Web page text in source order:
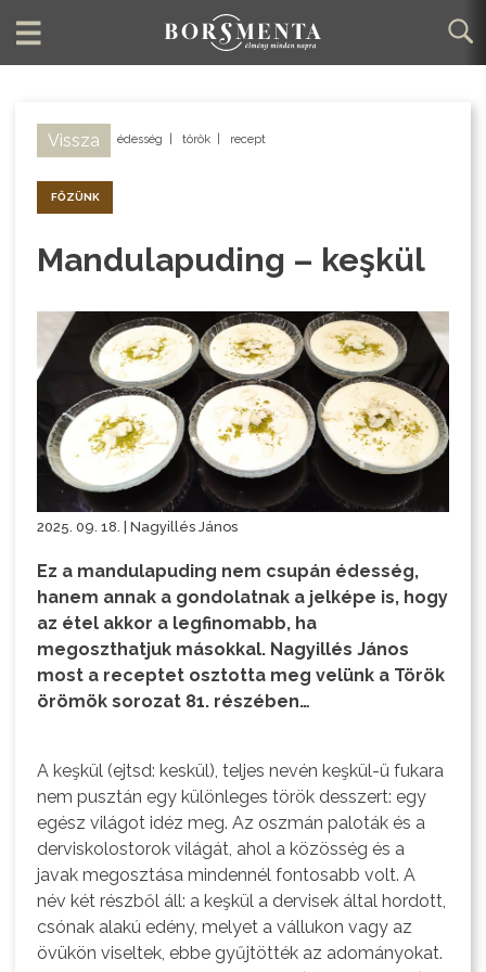
Vissza édesség török recept
FŐZÜNK
Mandulapuding – keşkül
2025. 09. 18. | Nagyillés János
Ez a mandulapuding nem csupán édesség,
hanem annak a gondolatnak a jelképe is, hogy
az étel akkor a legfinomabb, ha
megoszthatjuk másokkal. Nagyillés János
most a receptet osztotta meg velünk a Török
örömök sorozat 81. részében…
A keşkül (ejtsd: keskül), teljes nevén keşkül-ü fukara
nem pusztán egy különleges török desszert: egy
egész világot idéz meg. Az oszmán paloták és a
derviskolostorok világát, ahol a közösség és a
javak megosztása mindennél fontosabb volt. A
név két részből áll: a keşkül a dervisek által hordott,
csónak alakú edény, melyet a vállukon vagy az
övükön viseltek, ebbe gyűjtötték az adományokat.